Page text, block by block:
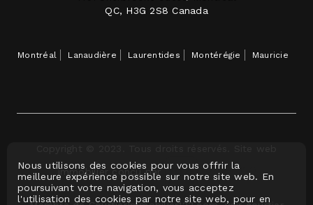
QC, H3G 2S8 Canada
Montréal Lanaudière Laurentides Montérégie Mauricie
immobilier conçu par
Nous utilisons des cookies pour vous offrir la
meilleure expérience possible sur notre site web. En
poursuivant votre navigation, vous acceptez
l'utilisation des cookies par notre site web, pour en